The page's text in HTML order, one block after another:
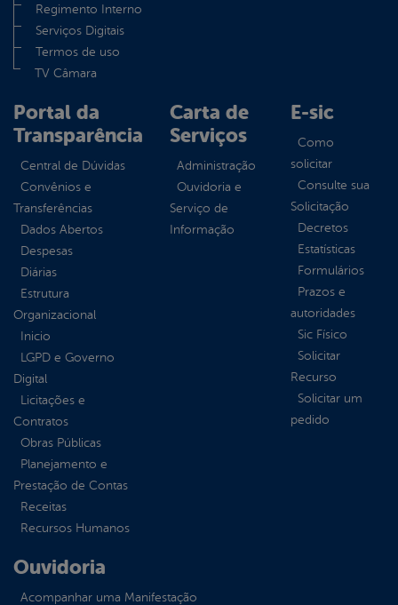
Regimento Interno
Serviços Digitais
Termos de uso
TV Câmara
Portal da
Transparência
Central de Dúvidas
Convênios e
Transferências
Dados Abertos
Despesas
Diárias
Estrutura
Organizacional
Inicio
LGPD e Governo
Digital
Licitações e
Contratos
Obras Públicas
Planejamento e
Prestação de Contas
Receitas
Recursos Humanos
Carta de
Serviços
Administração
Ouvidoria e
Serviço de
Informação
E-sic
Como
solicitar
Consulte sua
Solicitação
Decretos
Estatísticas
Formulários
Prazos e
autoridades
Sic Físico
Solicitar
Recurso
Solicitar um
pedido
Ouvidoria
Acompanhar uma Manifestação